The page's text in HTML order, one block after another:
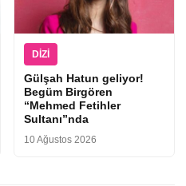
DIZI
Gülşah Hatun geliyor!
Begüm Birgören
“Mehmed Fetihler
Sultanı”nda
10 Ağustos 2026